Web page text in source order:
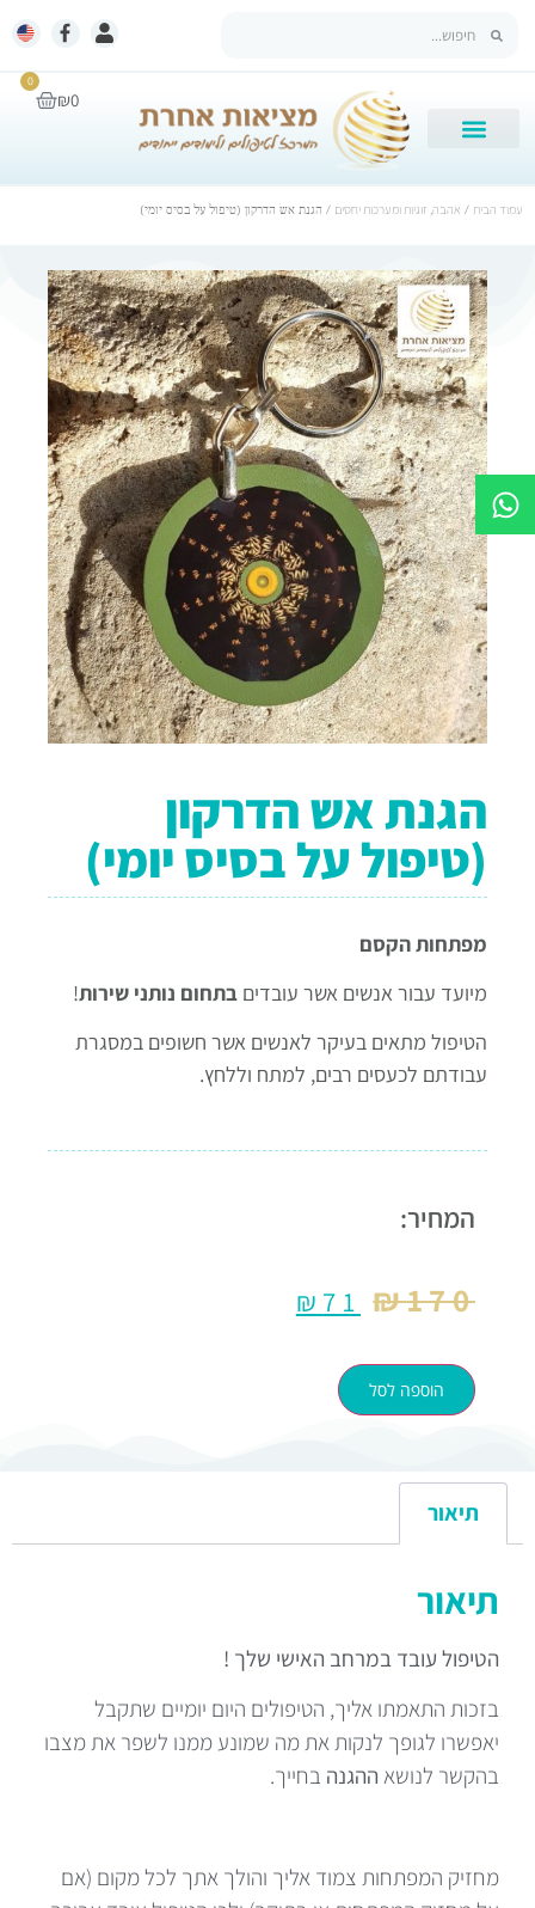
₪0
0
עמוד הבית / אהבה, זוגיות ומערכות יחסים / הגנת אש הדרקון (טיפול על בסיס יומי)
הגנת אש הדרקון
(טיפול על בסיס יומי)
מפתחות הקסם
מיועד עבור אנשים אשר עובדים בתחום נותני שירות!
הטיפול מתאים בעיקר לאנשים אשר חשופים במסגרת
עבודתם לכעסים רבים, למתח וללחץ.
המחיר:
₪170
₪ 71
הוספה לסל
תיאור
תיאור
הטיפול עובד במרחב האישי שלך !
בזכות התאמתו אליך, הטיפולים היום יומיים שתקבל
יאפשרו לגופך לנקות את מה שמונע ממנו לשפר את מצבו
בהקשר לנושא ההגנה בחייך.
מחזיק המפתחות צמוד אליך והולך אתך לכל מקום (אם